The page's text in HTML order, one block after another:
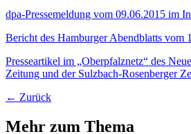
dpa-Pressemeldung vom 09.06.2015 im
Bericht des Hamburger Abendblatts vom
Presseartikel im „Oberpfalznetz“ des
Zeitung und der Sulzbach-Rosenberger
← Zurück
Mehr zum Thema